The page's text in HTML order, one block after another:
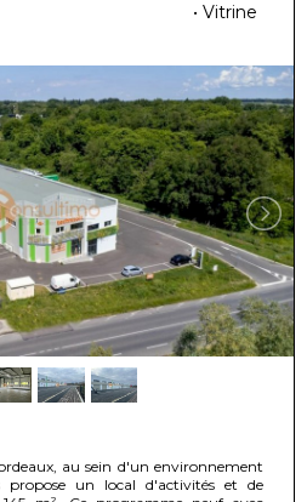
• Vitrine
au sein d'un environnement
propose un local d'activités et de